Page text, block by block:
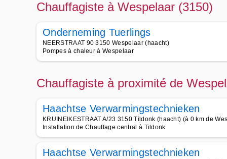
Chauffagiste à Wespelaar (3150)
Onderneming Tuerlings
NEERSTRAAT 90 3150 Wespelaar (haacht)
Pompes à chaleur à Wespelaar
Chauffagiste à proximité de
Haachtse Verwarmingstechnieken
KRUINEIKESTRAAT A/23 3150 Tildonk (haacht) (à 0 km de
Installation de Chauffage central à Tildonk
Haachtse Verwarmingstechnieken